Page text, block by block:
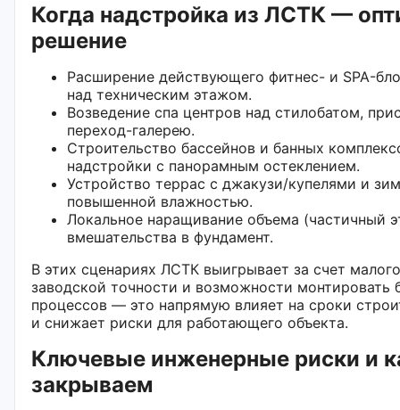
Когда надстройка из ЛСТК —
решение
Расширение действующего фитнес- и SPA-
над техническим этажом.
Возведение спа центров над стилобатом,
переход-галерею.
Строительство бассейнов и банных
надстройки с панорамным остеклением.
Устройство террас с джакузи/купелями и
повышенной влажностью.
Локальное наращивание объема (частичный
вмешательства в фундамент.
В этих сценариях ЛСТК выигрывает за счет
заводской точности и возможности монтировать
процессов — это напрямую влияет на сроки
и снижает риски для работающего объекта.
Ключевые инженерные риски и
закрываем